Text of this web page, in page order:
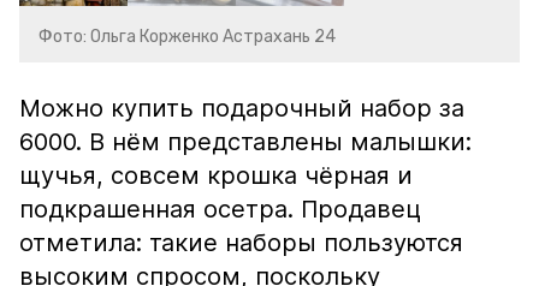
Фото: Ольга Корженко Астрахань 24
Можно купить подарочный набор за
6000. В нём представлены малышки:
щучья, совсем крошка чёрная и
подкрашенная осетра. Продавец
отметила: такие наборы пользуются
высоким спросом, поскольку